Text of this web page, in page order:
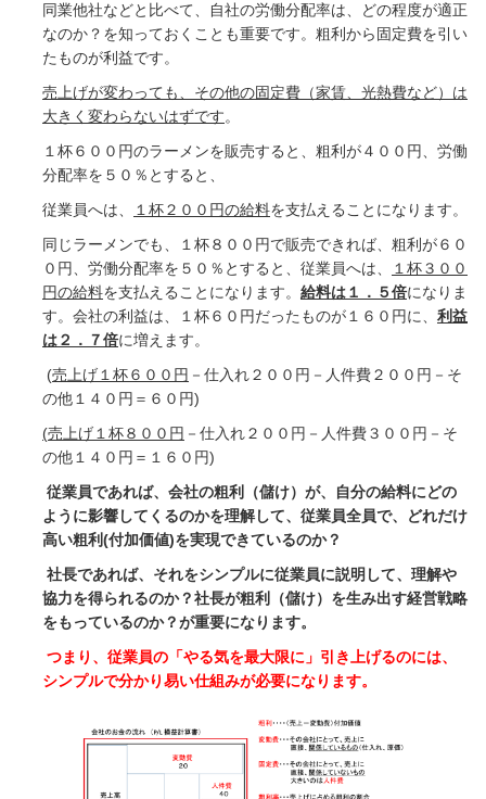
同業他社などと比べて、自社の労働分配率は、どの程度が適正
なのか？を知っておくことも重要です。 粗利から固定費を引い
たものが利益です。
売上げが変わっても、その他の固定費（家賃、光熱費など）は
大きく変わらないはずです。
１杯６００円のラーメンを販売すると、粗利が４００円、労働
分配率を５０％とすると、
従業員へは、
１杯２００円の給料を支払えることになります。
同じラーメンでも、１杯８００円で販売できれば、粗利が６０
０円、労働分配率を５０％とすると、 従業員へは、
１杯３００
円の給料を支払えることになります。 給料は１．５倍になりま
す。 会社の利益は、１杯６０円だったものが１６０円に、 利益
は２．７倍に増えます。
(売上げ１杯６００円 －仕入れ２００円－人件費２００円－そ
の他１４０円＝６０円)
(売上げ１杯８００円 －仕入れ２００円－人件費３００円－そ
の他１４０円＝１６０円)
従業員であれば、会社の粗利（儲け）が、自分の給料にどの
ように影響してくるのかを理解して、 従業員全員で、どれだけ
高い粗利(付加価値)を実現できているのか？
社長であれば、それをシンプルに従業員に説明して、理解や
協力を得られるのか？社長が粗利（儲け）を生み出す経営戦略
をもっているのか？が重要になります。
つまり、従業員の「やる気を最大限に」引き上げるのには、
シンプルで分かり易い仕組みが必要になります。